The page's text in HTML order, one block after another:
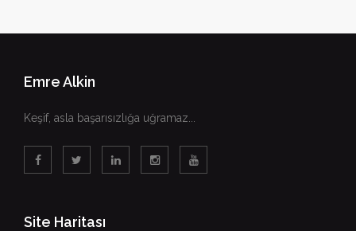
Emre Alkin
Keşif, asla başarısızlığa uğramaz...
Site Haritası